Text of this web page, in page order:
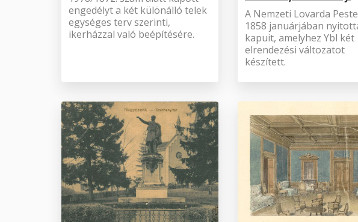
engedélyt a két különálló telek
egységes terv szerinti,
ikerházzal való beépítésére.
A Nemzeti Lovarda
1858 januárjában
kapuit, amelyhez Ybl két
elrendezési változatot
készített.